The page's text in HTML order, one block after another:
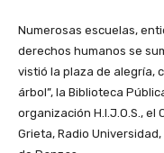
Numerosas escuelas,
derechos humanos se
vistió la plaza de alegría,
árbol”, la Biblioteca
organización H.I.J.O.S., el
Grieta, Radio